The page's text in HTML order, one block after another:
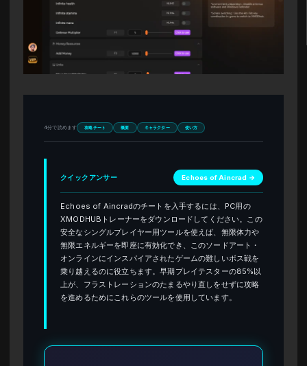
4分で読めます 攻略チート 概要 キャラクター 使い方
クイックアンサー Echoes of Aincrad →
Echoes of Aincradのチートを入手するには、PC用の
XMODHUBトレーナーをダウンロードしてください。この
安全なシングルプレイヤー用ツールを使えば、無限体力や
無限エネルギーを即座に有効化でき、このソードアート・
オンラインにインスパイアされたゲームの難しいボス戦を
乗り越えるのに役立ちます。早期プレイテスターの85%以
上が、フラストレーションのたまるやり直しをせずに攻略
を進めるためにこれらのツールを使用しています。